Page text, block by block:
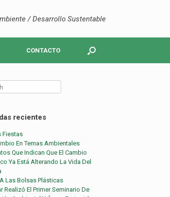
/ Desarrollo Sustentable
CONTACTO
recientes
Fiestas
En Temas Ambientales
Que Indican Que El Cambio
Ya Está Alterando La Vida Del
Las Bolsas Plásticas
Realizó El Primer Seminario De